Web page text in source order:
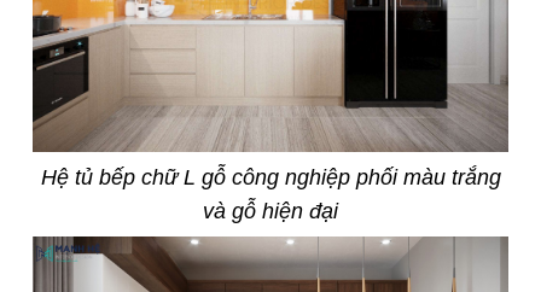
Hệ tủ bếp chữ L gỗ công nghiệp phối màu trắng
và gỗ hiện đại